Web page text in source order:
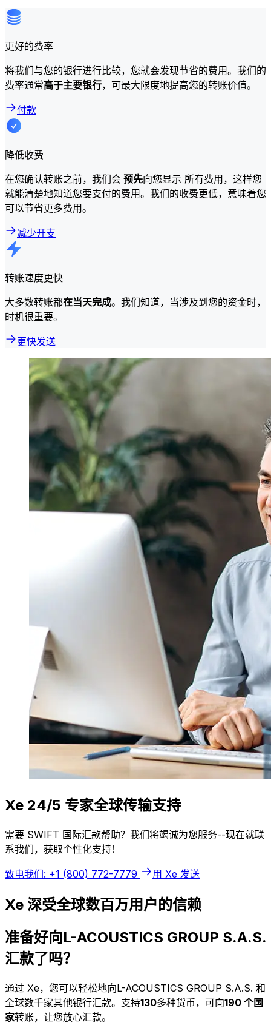
更好的费率
将我们与您的银行进行比较，您就会发现节省的费用。我们的
费率通常高于主要银行，可最大限度地提高您的转账价值。
付款
降低收费
在您确认转账之前，我们会 预先向您显示 所有费用，这样您
就能清楚地知道您要支付的费用。我们的收费更低，意味着您
可以节省更多费用。
减少开支
转账速度更快
大多数转账都在当天完成。我们知道，当涉及到您的资金时，
时机很重要。
更快发送
Xe 24/5 专家全球传输支持
需要 SWIFT 国际汇款帮助？我们将竭诚为您服务--现在就联
系我们，获取个性化支持！
致电我们: +1 (800) 772-7779 用 Xe 发送
Xe 深受全球数百万用户的信赖
准备好向L-ACOUSTICS GROUP S.A.S.
汇款了吗？
通过 Xe，您可以轻松地向L-ACOUSTICS GROUP S.A.S. 和
全球数千家其他银行汇款。支持130多种货币，可向190 个国
家转账，让您放心汇款。